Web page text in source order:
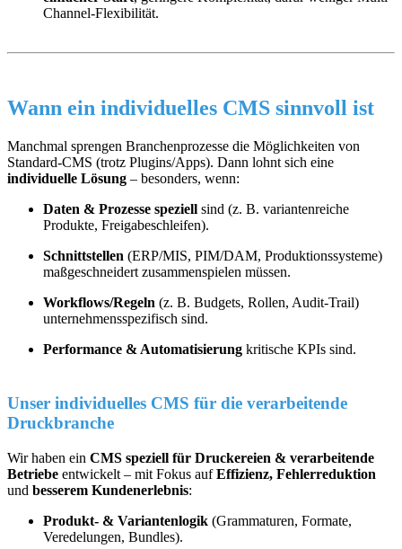
Channel-Flexibilität.
Wann ein individuelles CMS sinnvoll ist
Manchmal sprengen Branchenprozesse die Möglichkeiten von
Standard-CMS (trotz Plugins/Apps). Dann lohnt sich eine
individuelle Lösung – besonders, wenn:
Daten & Prozesse speziell sind (z. B. variantenreiche
Produkte, Freigabeschleifen).
Schnittstellen (ERP/MIS, PIM/DAM, Produktionssysteme)
maßgeschneidert zusammenspielen müssen.
Workflows/Regeln (z. B. Budgets, Rollen, Audit-Trail)
unternehmensspezifisch sind.
Performance & Automatisierung kritische KPIs sind.
Unser individuelles CMS für die verarbeitende
Druckbranche
Wir haben ein CMS speziell für Druckereien & verarbeitende
Betriebe entwickelt – mit Fokus aufEffizienz, Fehlerreduktion
und besserem Kundenerlebnis:
Produkt- & Variantenlogik (Grammaturen, Formate,
Veredelungen, Bundles).